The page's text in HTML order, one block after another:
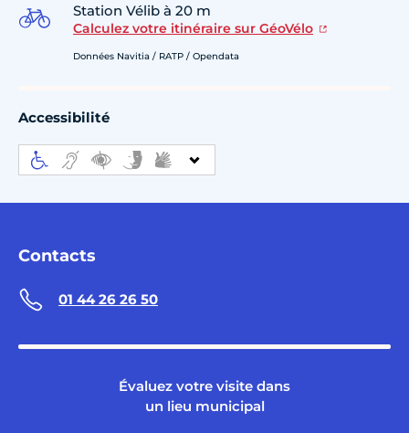
Station Vélib à 20 m
Calculez votre itinéraire sur GéoVélo
Données Navitia / RATP / Opendata
Accessibilité
Contacts
01 44 26 26 50
Évaluez votre visite dans
un lieu municipal